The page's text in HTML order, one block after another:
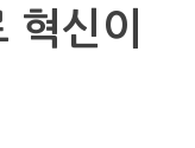
신이